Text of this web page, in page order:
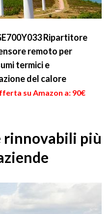
Ripartitore
remoto per
termici e
del calore
su Amazon a: 90€
rinnovabili più